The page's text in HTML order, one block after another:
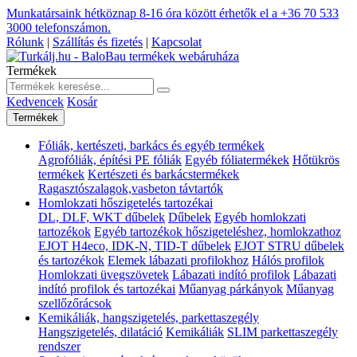
Munkatársaink hétköznap 8-16 óra között érhetők el a +36 70 533
3000 telefonszámon.
Rólunk | Szállítás és fizetés | Kapcsolat
Termékek
Kedvencek Kosár
Termékek
Fóliák, kertészeti, barkács és egyéb termékek
Agrofóliák, építési PE fóliák Egyéb fóliatermékek Hőtükrös
termékek Kertészeti és barkácstermékek
Ragasztószalagok,vasbeton távtartók
Homlokzati hőszigetelés tartozékai
DL, DLF, WKT dűbelek Dűbelek Egyéb homlokzati
tartozékok Egyéb tartozékok hőszigeteléshez, homlokzathoz
EJOT H4eco, IDK-N, TID-T dűbelek EJOT STRU dűbelek
és tartozékok Elemek lábazati profilokhoz Hálós profilok
Homlokzati üvegszövetek Lábazati indító profilok Lábazati
indító profilok és tartozékai Műanyag párkányok Műanyag
szellőzőrácsok
Kemikáliák, hangszigetelés, parkettaszegély
Hangszigetelés, dilatáció Kemikáliák SLIM parkettaszegély
rendszer